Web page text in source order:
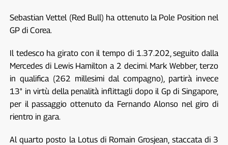
Sebastian Vettel (Red Bull) ha ottenuto la Pole Position nel
GP di Corea.
Il tedesco ha girato con il tempo di 1.37.202, seguito dalla
Mercedes di Lewis Hamilton a 2 decimi. Mark Webber, terzo
in qualifica (262 millesimi dal compagno), partirà invece
13° in virtù della penalità inflittagli dopo il Gp di Singapore,
per il passaggio ottenuto da Fernando Alonso nel giro di
rientro in gara.
Al quarto posto la Lotus di Romain Grosjean, staccata di 3